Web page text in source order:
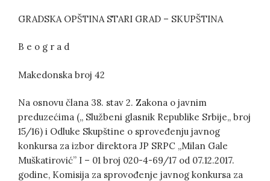
GRADSKA OPŠTINA STARI GRAD – SKUPŠTINA
B e o g r a d
Makedonska broj 42
Na osnovu člana 38. stav 2. Zakona o javnim
preduzećima (,, Službeni glasnik Republike Srbije,, broj
15/16) i Odluke Skupštine o sproveđenju javnog
konkursa za izbor direktora JP SRPC ,,Milan Gale
Muškatirović” I – 01 broj 020-4-69/17 od 07.12.2017.
godine, Komisija za sprovođenje javnog konkursa za